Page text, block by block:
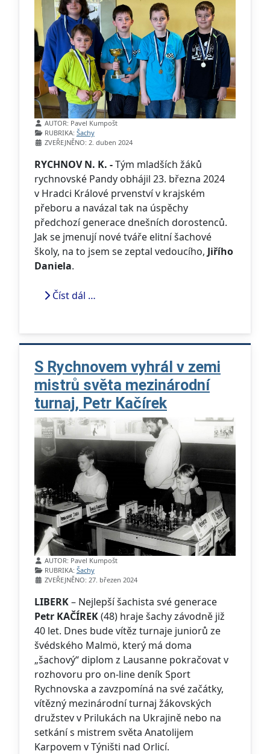
Základní údaje
AUTOR: Pavel Kumpošt
RUBRIKA: Šachy
ZVEŘEJNĚNO: 2. duben 2024
RYCHNOV N. K. -Tým mladších žáků
rychnovské Pandy obhájil 23. března 2024
v Hradci Králové prvenství v krajském
přeboru a navázal tak na úspěchy
předchozí generace dnešních dorostenců.
Jak se jmenují nové tváře elitní šachové
školy, na to jsem se zeptal vedoucího, Jiřího
Daniela.
Číst dál …
S Rychnovem vyhrál v zemi
mistrů světa mezinárodní
turnaj, Petr Kačírek
Základní údaje
AUTOR: Pavel Kumpošt
RUBRIKA: Šachy
ZVEŘEJNĚNO: 27. březen 2024
LIBERK– Nejlepší šachista své generace
Petr KAČÍREK(48) hraje šachy závodně již
40 let. Dnes bude vítěz turnaje juniorů ze
švédského Malmö, který má doma
„šachový“ diplom z Lausanne pokračovat v
rozhovoru pro on-line deník Sport
Rychnovska a zavzpomíná na své začátky,
vítězný mezinárodní turnaj žákovských
družstev v Prilukách na Ukrajině nebo na
setkání s mistrem světa Anatolijem
Karpovem v Týništi nad Orlicí.